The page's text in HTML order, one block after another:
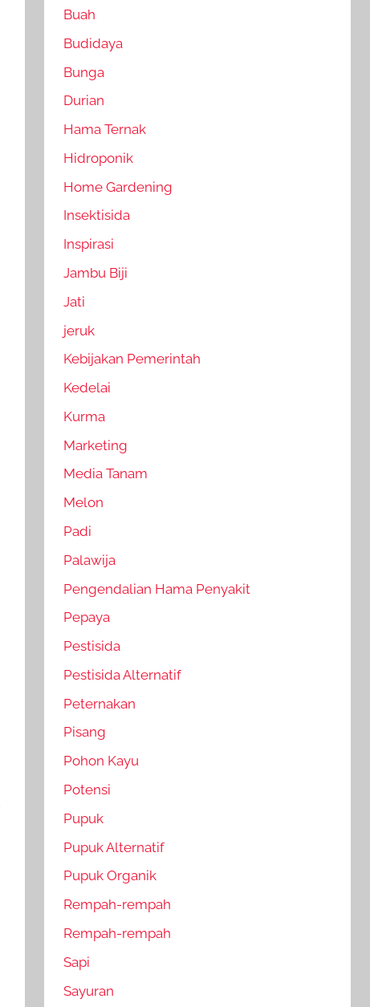
Buah
Budidaya
Bunga
Durian
Hama Ternak
Hidroponik
Home Gardening
Insektisida
Inspirasi
Jambu Biji
Jati
jeruk
Kebijakan Pemerintah
Kedelai
Kurma
Marketing
Media Tanam
Melon
Padi
Palawija
Pengendalian Hama Penyakit
Pepaya
Pestisida
Pestisida Alternatif
Peternakan
Pisang
Pohon Kayu
Potensi
Pupuk
Pupuk Alternatif
Pupuk Organik
Rempah-rempah
Rempah-rempah
Sapi
Sayuran